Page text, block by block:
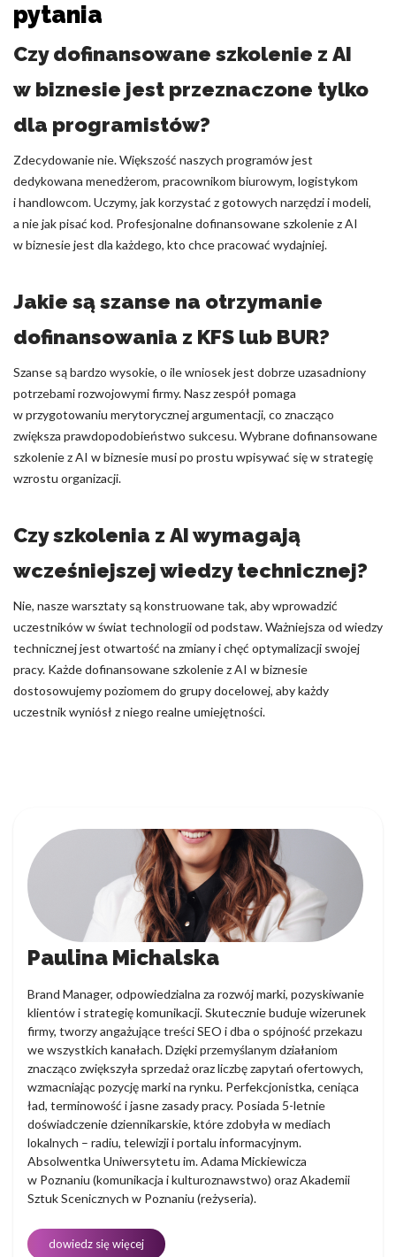
pytania
Czy dofinansowane szkolenie z AI
w biznesie jest przeznaczone tylko
dla programistów?
Zdecydowanie nie. Większość naszych programów jest
dedykowana menedżerom, pracownikom biurowym, logistykom
i handlowcom. Uczymy, jak korzystać z gotowych narzędzi i modeli,
a nie jak pisać kod. Profesjonalne dofinansowane szkolenie z AI
w biznesie jest dla każdego, kto chce pracować wydajniej.
Jakie są szanse na otrzymanie
dofinansowania z KFS lub BUR?
Szanse są bardzo wysokie, o ile wniosek jest dobrze uzasadniony
potrzebami rozwojowymi firmy. Nasz zespół pomaga
w przygotowaniu merytorycznej argumentacji, co znacząco
zwiększa prawdopodobieństwo sukcesu. Wybrane dofinansowane
szkolenie z AI w biznesie musi po prostu wpisywać się w strategię
wzrostu organizacji.
Czy szkolenia z AI wymagają
wcześniejszej wiedzy technicznej?
Nie, nasze warsztaty są konstruowane tak, aby wprowadzić
uczestników w świat technologii od podstaw. Ważniejsza od wiedzy
technicznej jest otwartość na zmiany i chęć optymalizacji swojej
pracy. Każde dofinansowane szkolenie z AI w biznesie
dostosowujemy poziomem do grupy docelowej, aby każdy
uczestnik wyniósł z niego realne umiejętności.
Paulina Michalska
Brand Manager, odpowiedzialna za rozwój marki, pozyskiwanie
klientów i strategię komunikacji. Skutecznie buduje wizerunek
firmy, tworzy angażujące treści SEO i dba o spójność przekazu
we wszystkich kanałach. Dzięki przemyślanym działaniom
znacząco zwiększyła sprzedaż oraz liczbę zapytań ofertowych,
wzmacniając pozycję marki na rynku. Perfekcjonistka, ceniąca
ład, terminowość i jasne zasady pracy. Posiada 5-letnie
doświadczenie dziennikarskie, które zdobyła w mediach
lokalnych – radiu, telewizji i portalu informacyjnym.
Absolwentka Uniwersytetu im. Adama Mickiewicza
w Poznaniu (komunikacja i kulturoznawstwo) oraz Akademii
Sztuk Scenicznych w Poznaniu (reżyseria).
dowiedz się więcej